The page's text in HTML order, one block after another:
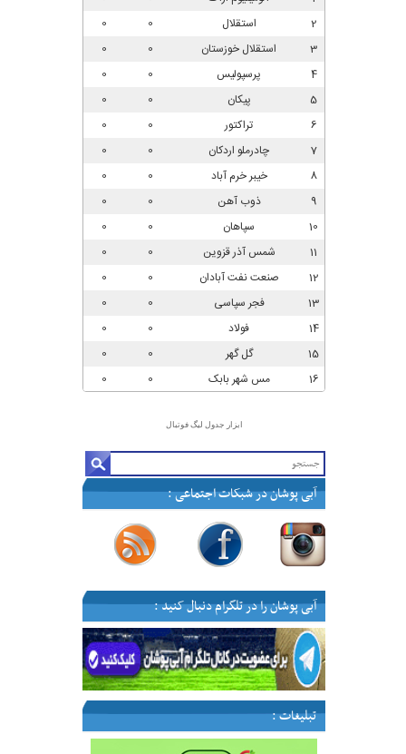
ابزار جدول لیگ فوتبال
آبی پوشان در شبکات اجتماعی :
آبی پوشان را در تلگرام دنبال کنید :
تبلیغات :